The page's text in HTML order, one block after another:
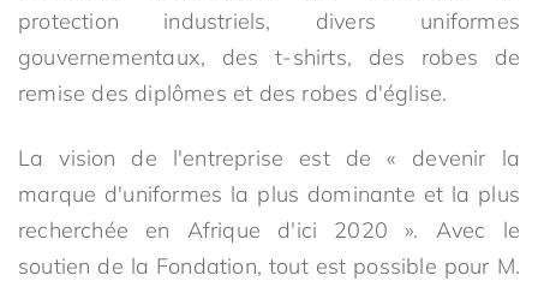
protection industriels, divers uniformes
gouvernementaux, des t-shirts, des robes de
remise des diplômes et des robes d'église.
La vision de l'entreprise est de « devenir la
marque d'uniformes la plus dominante et la plus
recherchée en Afrique d'ici 2020 ». Avec le
soutien de la Fondation, tout est possible pour M.